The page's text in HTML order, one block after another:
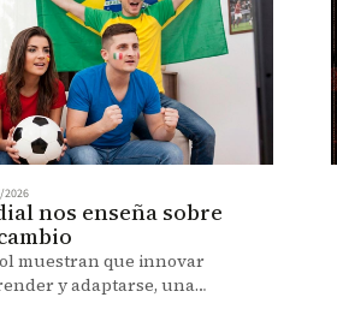
nos enseña sobre
muestran que innovar
y adaptarse, una